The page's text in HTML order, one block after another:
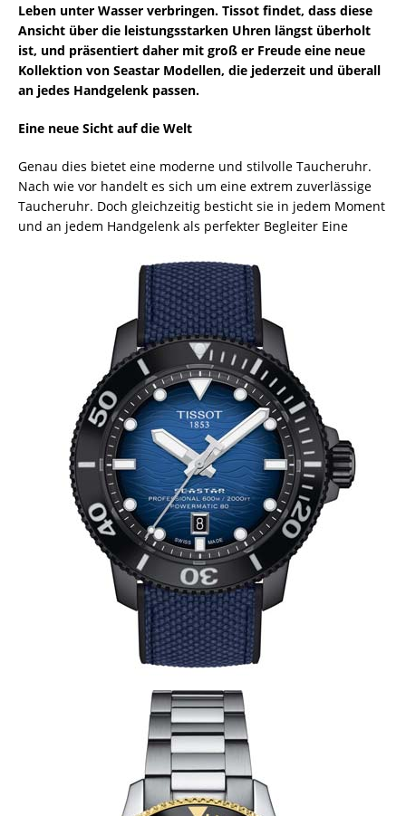
Leben unter Wasser verbringen. Tissot findet, dass diese
Ansicht über die leistungsstarken Uhren längst überholt
ist, und präsentiert daher mit groß er Freude eine neue
Kollektion von Seastar Modellen, die jederzeit und überall
an jedes Handgelenk passen.
Eine neue Sicht auf die Welt
Genau dies bietet eine moderne und stilvolle Taucheruhr.
Nach wie vor handelt es sich um eine extrem zuverlässige
Taucheruhr. Doch gleichzeitig besticht sie in jedem Moment
und an jedem Handgelenk als perfekter Begleiter Eine